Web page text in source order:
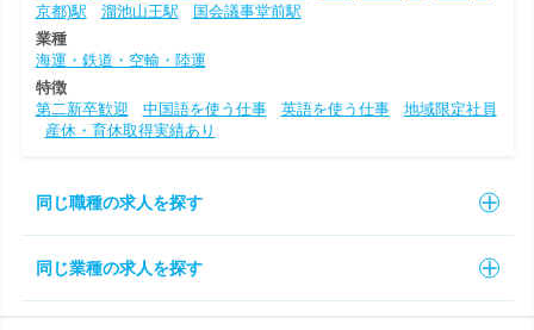
京都)駅
溜池山王駅
国会議事堂前駅
業種
海運・鉄道・空輸・陸運
特徴
第二新卒歓迎
中国語を使う仕事 英語を使う仕事
地域限定社員
産休・育休取得実績あり
同じ職種の求人を探す
同じ業種の求人を探す